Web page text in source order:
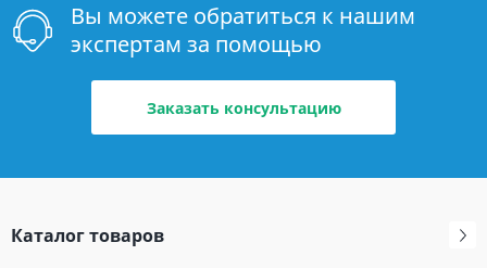
Вы можете обратиться к нашим
экспертам за помощью
Заказать консультацию
Каталог товаров